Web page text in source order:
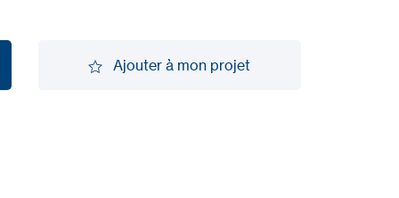
Ajouter à mon projet